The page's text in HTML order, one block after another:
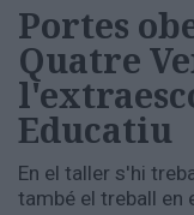
Societat
Política
Municipal
Economia
i
empresa
Cultura
Portes
Quatre
Educatiu
En el taller s'hi
també el treball en